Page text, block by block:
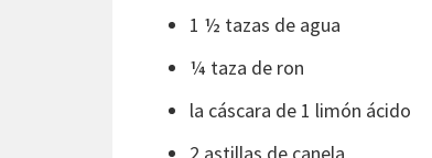
1 ½ tazas de agua
¼ taza de ron
la cáscara de 1 limón ácido
2 astillas de canela